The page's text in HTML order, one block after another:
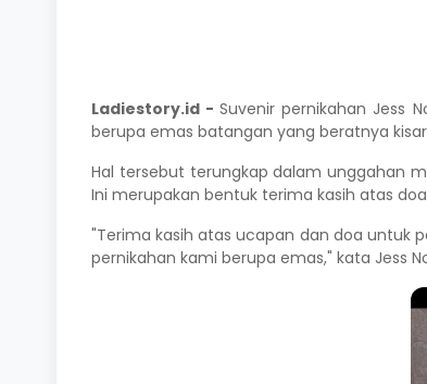
Ladiestory.id -Suvenir pernikahan Jess
berupa emas batangan yang beratnya
Hal tersebut terungkap dalam unggahan
Ini merupakan bentuk terima kasih atas
"Terima kasih atas ucapan dan doa untuk
pernikahan kami berupa emas," kata Jess